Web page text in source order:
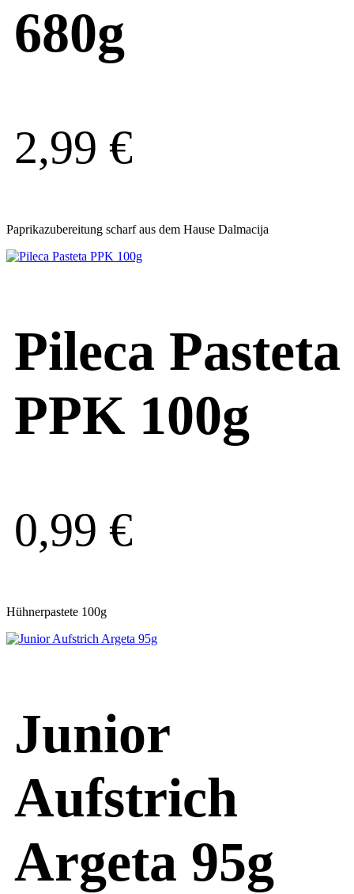
680g
2,99 €
Paprikazubereitung scharf aus dem Hause Dalmacija
Pileca Pasteta
PPK 100g
0,99 €
Hühnerpastete 100g
Junior
Aufstrich
Argeta 95g